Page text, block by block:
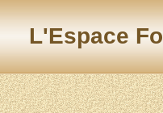
L'Espace